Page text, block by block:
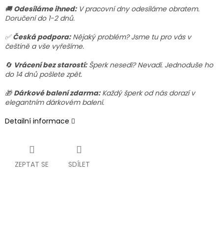
🚚 Odesíláme ihned:V pracovní dny odesíláme obratem.
Doručení do 1-2 dnů.
✅ Česká podpora:Nějaký problém? Jsme tu pro vás v
češtině a vše vyřešíme.
🔄 Vrácení bez starostí:Šperk nesedí? Nevadí. Jednoduše ho
do 14 dnů pošlete zpět.
🎁 Dárkové balení zdarma:Každý šperk od nás dorazí v
elegantním dárkovém balení.
Detailní informace
ZEPTAT SE SDÍLET